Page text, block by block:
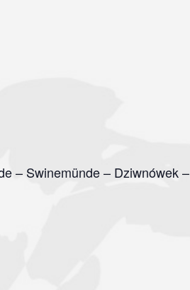
– Swinemünde – Dziwnówek –